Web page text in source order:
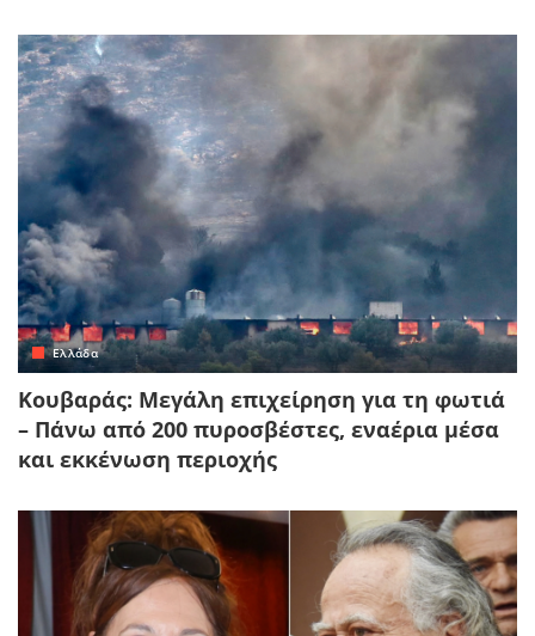
Ελλάδα
Κουβαράς: Μεγάλη επιχείρηση για τη φωτιά
– Πάνω από 200 πυροσβέστες, εναέρια μέσα
και εκκένωση περιοχής